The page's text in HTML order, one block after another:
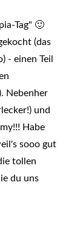
Tag" 🙂
(das
- einen Teil
Nebenher
und
Habe
sooo gut
tollen
du uns